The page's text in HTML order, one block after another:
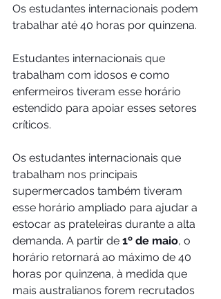
Os estudantes internacionais podem
trabalhar até 40 horas por quinzena.
Estudantes internacionais que
trabalham com idosos e como
enfermeiros tiveram esse horário
estendido para apoiar esses setores
críticos.
Os estudantes internacionais que
trabalham nos principais
supermercados também tiveram
esse horário ampliado para ajudar a
estocar as prateleiras durante a alta
demanda. A partir de 1º de maio, o
horário retornará ao máximo de 40
horas por quinzena, à medida que
mais australianos forem recrutados